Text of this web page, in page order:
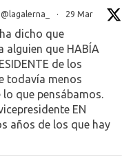
@lagalerna_ · 29 Mar
dicho que
alguien que HABÍA
de los
todavía menos
lo que pensábamos.
EN
años de los que hay